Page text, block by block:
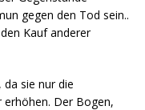
gegen den Tod sein..
Kauf anderer
sie nur die
erhöhen. Der Bogen,